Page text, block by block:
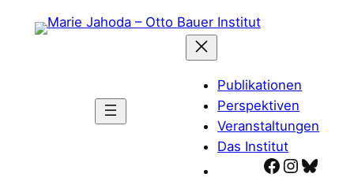
Inhalt
Publikationen
Perspektiven
Veranstaltungen
Das Institut
Facebook